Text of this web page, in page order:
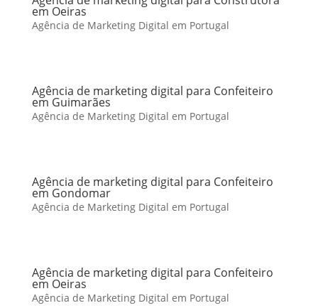
em Oeiras
Agência de Marketing Digital em Portugal
Agência de marketing digital para Confeiteiro
em Guimarães
Agência de Marketing Digital em Portugal
Agência de marketing digital para Confeiteiro
em Gondomar
Agência de Marketing Digital em Portugal
Agência de marketing digital para Confeiteiro
em Oeiras
Agência de Marketing Digital em Portugal